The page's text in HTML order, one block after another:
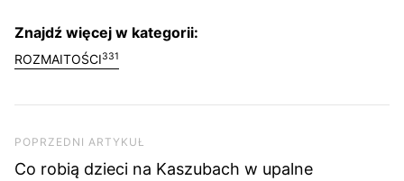
Znajdź więcej w kategorii:
ROZMAITOŚCI331
Poprzedni artykuł
POPRZEDNI ARTYKUŁ
Co robią dzieci na Kaszubach w upalne